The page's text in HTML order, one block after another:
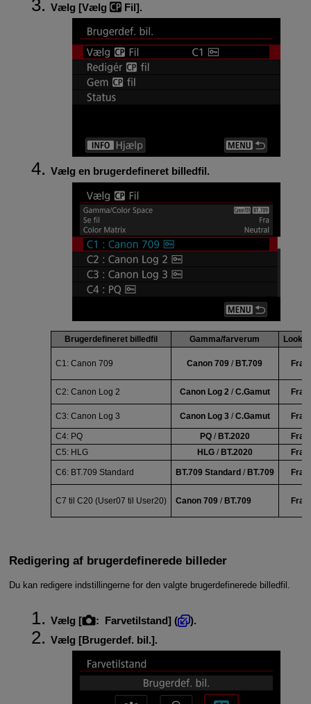
Vælg [Vælg Fil].
Vælg en brugerdefineret billedfil.
Brugerdefineret billedfil Gamma/farverum Look-
C1: Canon 709 Canon 709 / BT.709 Fra
C2: Canon Log 2 Canon Log 2 / C.Gamut Fra
C3: Canon Log 3 Canon Log 3/ C.Gamut Fra
C4: PQ PQ/ BT.2020
Fra
C5: HLG HLG/ BT.2020 Fra
C6: BT.709 Standard BT.709 Standard / BT.709 Fra
C7 til C20 (User07 til User20) Canon 709/ BT.709 Fra
Redigering af brugerdefinerede billeder
Du kan redigere indstillingerne for den valgte brugerdefinerede billedfil.
Vælg [ : Farvetilstand] (
).
Vælg [Brugerdef. bil.].